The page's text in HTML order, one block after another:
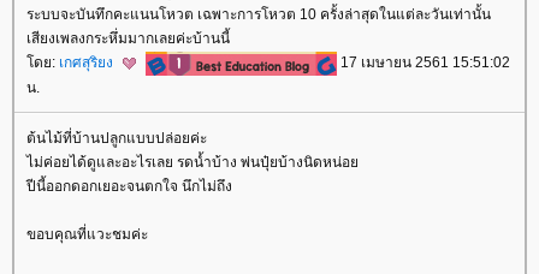
ระบบจะบันทึกคะแนนโหวต เฉพาะการโหวต 10 ครั้งล่าสุดในแต่ละวันเท่านั้น
เสียงเพลงกระหึ่มมากเลยค่ะบ้านนี้
ดย: เกศสุริยง
17 เมษายน 2561 15:51:02
น.
ต้นไม้ที่บ้านปลูกแบบปล่อยค่ะ
ไม่ค่อยได้ดูและอะไรเลย รดน้ำบ้าง พ่นปุ๋ยบ้างนิดหน่อ
ปีนี้ออกดอกเยอะจนตกใจ นึกไม่ถึง
ขอบคุณที่แวะชมค่ะ